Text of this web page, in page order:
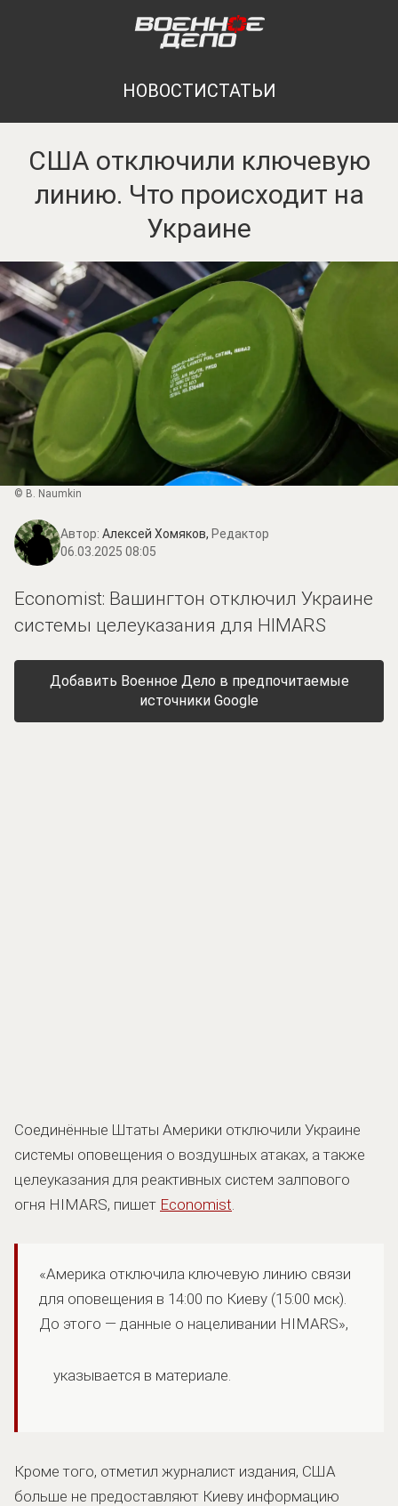
НОВОСТИСТАТЬИ
США отключили ключевую
линию. Что происходит на
Украине
© B. Naumkin
Автор: Алексей Хомяков, Редактор
06.03.2025 08:05
Economist: Вашингтон отключил Украине
системы целеуказания для HIMARS
Добавить Военное Дело в предпочитаемые
источники Google
Соединённые Штаты Америки отключили Украине
системы оповещения о воздушных атаках, а также
целеуказания для реактивных систем залпового
огня HIMARS, пишет Economist
«Америка отключила ключевую линию связи
для оповещения в 14:00 по Киеву (15:00 мск).
До этого — данные о нацеливании HIMARS»,
указывается в материале.
Кроме того, отметил журналист издания, США
больше не предоставляют Киеву информацию